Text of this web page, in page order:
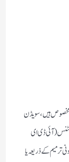
مخصوص ہیں، سویڈن
اسٹنس (آئی ڈی ای
ترمیم کے ذریعہ یا